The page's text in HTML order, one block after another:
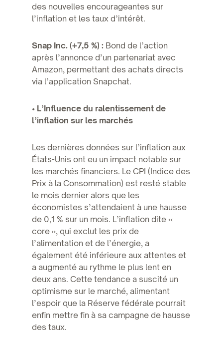
des nouvelles encourageantes sur
l’inflation et les taux d’intérêt.
Snap Inc. (+7,5 %) : Bond de l’action
après l’annonce d’un partenariat avec
Amazon, permettant des achats directs
via l’application Snapchat.
• L’Influence du ralentissement de
l’inflation sur les marchés
Les dernières données sur l’inflation aux
États-Unis ont eu un impact notable sur
les marchés financiers. Le CPI (Indice des
Prix à la Consommation) est resté stable
le mois dernier alors que les
économistes s’attendaient à une hausse
de 0,1 % sur un mois. L’inflation dite «
core », qui exclut les prix de
l’alimentation et de l’énergie, a
également été inférieure aux attentes et
a augmenté au rythme le plus lent en
deux ans. Cette tendance a suscité un
optimisme sur le marché, alimentant
l’espoir que la Réserve fédérale pourrait
enfin mettre fin à sa campagne de hausse
des taux.